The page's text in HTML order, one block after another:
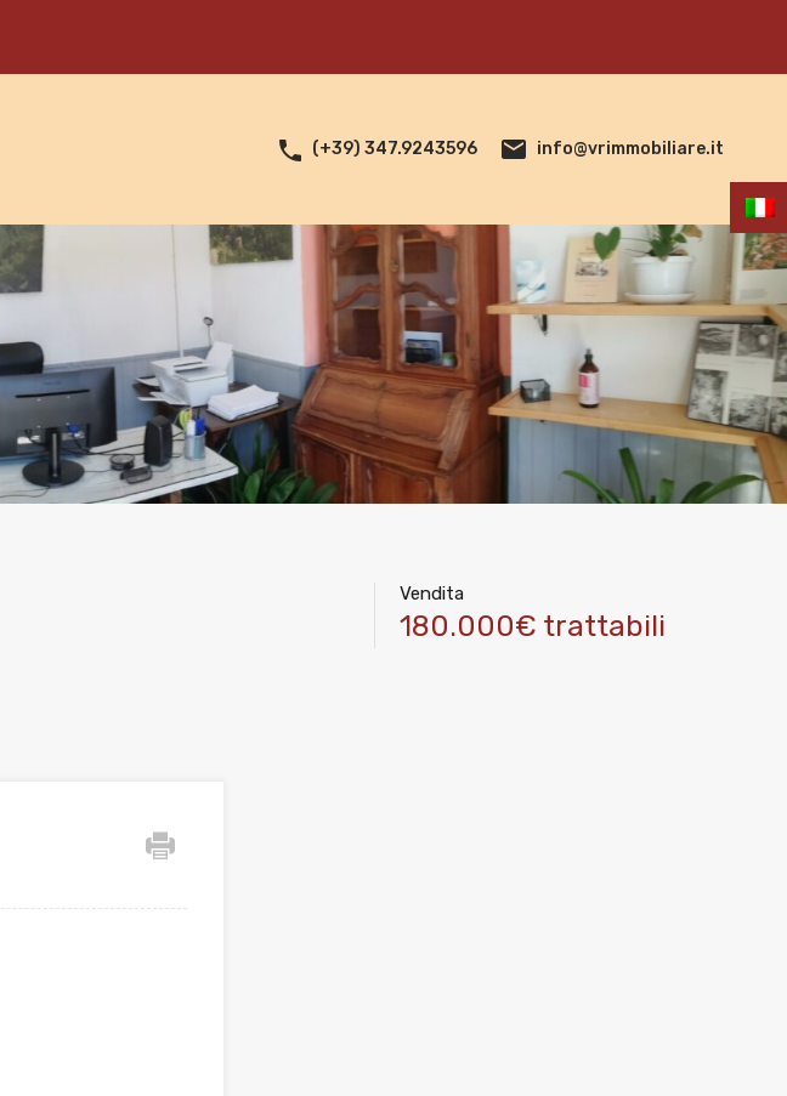
(+39) 347.9243596 info@vrimmobiliare.it
Vendita
180.000€ trattabili